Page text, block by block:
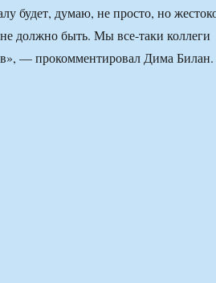
будет, думаю, не просто, но
должно быть. Мы все-таки коллеги
— прокомментировал Дима Билан.